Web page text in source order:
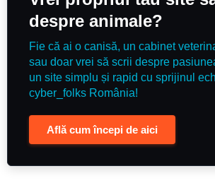
despre animale?
Fie că ai o canisă, un cabinet
sau doar vrei să scrii despre
un site simplu și rapid cu sprijinul
cyber_folks România!
Află cum începi de aici